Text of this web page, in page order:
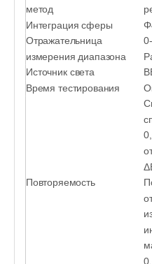
метод
Интеграция сферы
Отражательница
измерения диапазона
Источник света
Время тестирования
Повторяемость